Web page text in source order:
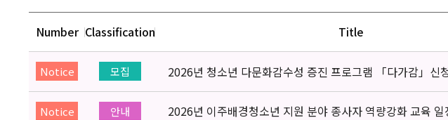
Number Classification Title
Notice 모집 2026년 청소년 다문화감수성 증진 프로그램 「다가감」신
Notice 안내 2026년 이주배경청소년 지원 분야 종사자 역량강화 교육 일